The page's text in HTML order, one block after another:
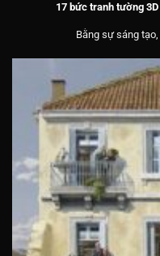
17 bức tranh tường
Bằng sự sáng